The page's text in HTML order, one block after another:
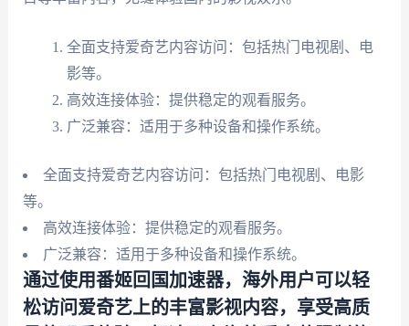
全面支持爱奇艺内容访问：包括热门电视剧、电
影等。
高效连接体验：提供稳定的观看服务。
广泛兼容：适用于多种设备和操作系统。
全面支持爱奇艺内容访问：包括热门电视剧、电影
等。
高效连接体验：提供稳定的观看服务。
广泛兼容：适用于多种设备和操作系统。
通过使用番姬回国加速器，海外用户可以轻
松访问爱奇艺上的丰富影视内容，享受高质